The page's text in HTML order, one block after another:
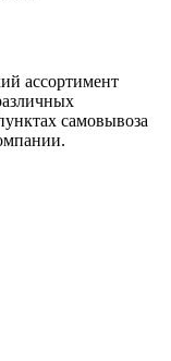
ассортимент
самовывоза